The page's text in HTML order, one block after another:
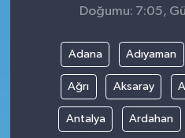
Doğumu: 7:05,
Adana Adıyaman
Ağrı Aksaray
Antalya Ardahan